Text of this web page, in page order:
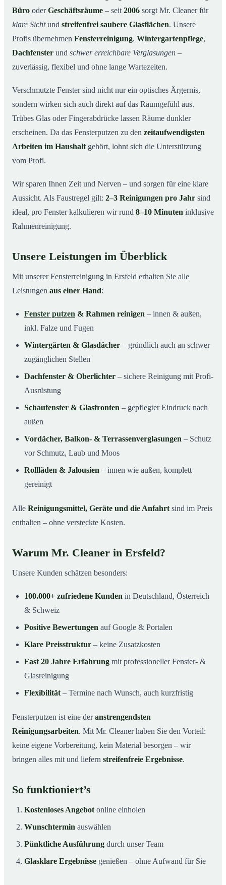
04So funktioniert’s
05Fensterreinigung in Ersfeld und Umgebung
07
So arbeiten unsere Reinigungskräfte bei einer
Fensterreinigung in Ersfeld
Büro oderGeschäftsräume – seit 2006 sorgt Mr. Cleaner für
klare Sichtund streifenfrei saubere Glasflächen. Unsere
Profis übernehmen Fensterreinigung, Wintergartenpflege,
Dachfenster und schwer erreichbare Verglasungen –
zuverlässig, flexibel und ohne lange Wartezeiten.
Verschmutzte Fenster sind nicht nur ein optisches Ärgernis,
sondern wirken sich auch direkt auf das Raumgefühl aus.
Trübes Glas oder Fingerabdrücke lassen Räume dunkler
erscheinen. Da das Fensterputzen zu den zeitaufwendigsten
Arbeiten im Haushalt gehört, lohnt sich die Unterstützung
vom Profi.
Wir sparen Ihnen Zeit und Nerven – und sorgen für eine klare
Aussicht. Als Faustregel gilt: 2–3 Reinigungen pro Jahr sind
ideal, pro Fenster kalkulieren wir rund 8–10 Minuten inklusive
Rahmenreinigung.
Unsere Leistungen im Überblick
Mit unserer Fensterreinigung in Ersfeld erhalten Sie alle
Leistungen aus einer Hand:
Fenster putzen & Rahmen reinigen – innen & außen,
inkl. Falze und Fugen
Wintergärten & Glasdächer – gründlich auch an schwer
zugänglichen Stellen
Dachfenster & Oberlichter – sichere Reinigung mit Profi-
Ausrüstung
Schaufenster & Glasfronten – gepflegter Eindruck nach
außen
Vordächer, Balkon- & Terrassenverglasungen – Schutz
vor Schmutz, Laub und Moos
Rollläden & Jalousien – innen wie außen, komplett
gereinigt
Alle Reinigungsmittel, Geräte und die Anfahrt sind im Preis
enthalten – ohne versteckte Kosten.
Warum Mr. Cleaner in Ersfeld?
Unsere Kunden schätzen besonders:
100.000+ zufriedene Kunden in Deutschland, Österreich
& Schweiz
Positive Bewertungen auf Google & Portalen
Klare Preisstruktur – keine Zusatzkosten
Fast 20 Jahre Erfahrung mit professioneller Fenster- &
Glasreinigung
Flexibilität – Termine nach Wunsch, auch kurzfristig
Fensterputzen ist eine deranstrengendsten
Reinigungsarbeiten. Mit Mr. Cleaner haben Sie den Vorteil:
keine eigene Vorbereitung, kein Material besorgen – wir
bringen alles mit und liefern streifenfreie Ergebnisse.
So funktioniert’s
Kostenloses Angebot online einholen
Wunschtermin auswählen
Pünktliche Ausführung durch unser Team
Glasklare Ergebnisse genießen – ohne Aufwand für Sie